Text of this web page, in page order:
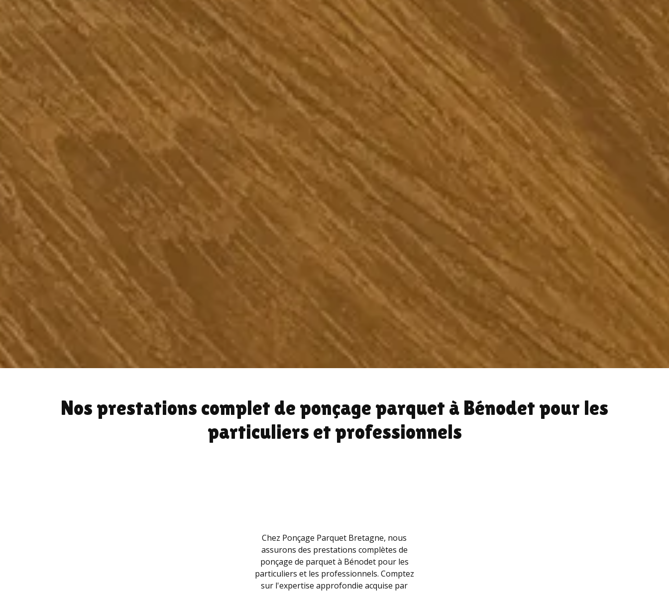
Nos prestations complet de ponçage parquet à Bénodet pour les
particuliers et professionnels
Chez Ponçage Parquet Bretagne, nous
assurons des prestations complètes de
ponçage de parquet à Bénodet pour les
particuliers et les professionnels. Comptez
sur l'expertise approfondie acquise par